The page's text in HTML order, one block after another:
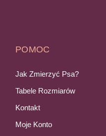
POMOC
Jak Zmierzyć Psa?
Tabele Rozmiarów
Kontakt
Moje Konto